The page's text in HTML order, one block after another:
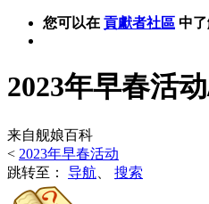
您可以在 貢獻者社區 中
2023年早春活
来自舰娘百科
< 2023年早春活动
跳转至： 导航 搜索